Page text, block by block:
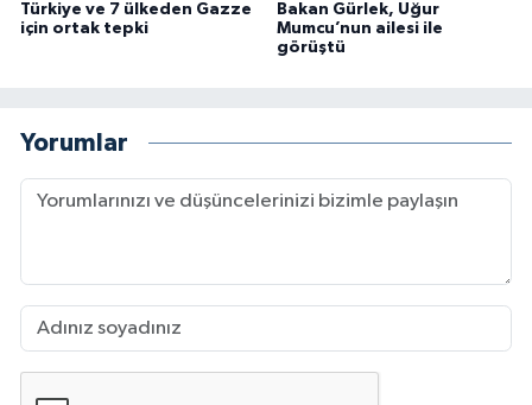
Türkiye ve 7 ülkeden Gazze
için ortak tepki
Bakan Gürlek, Uğur
Mumcu’nun ailesi ile
görüştü
Yorumlar